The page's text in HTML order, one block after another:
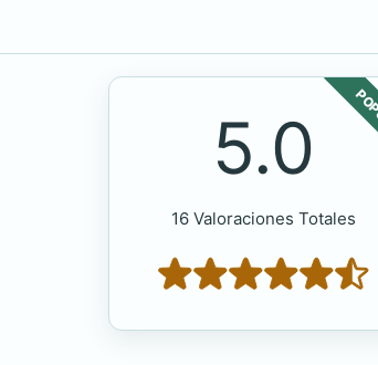
5.0
16 Valoraciones Totales